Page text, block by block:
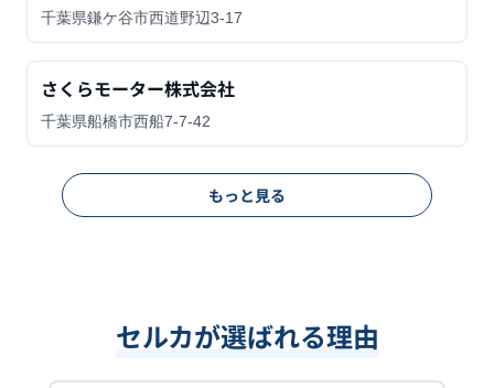
千葉県鎌ケ谷市西道野辺3-17
さくらモーター株式会社
千葉県船橋市西船7-7-42
もっと見る
セルカが選ばれる理由